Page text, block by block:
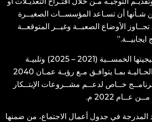
شـأنها أن تسـاعد المؤسســات الصغيــرة
الأوضاع الصعبــة وغيــر المتوقعــة
تماشـيا مـع اســتراتيجيتها الخمســية (2021 – 2025) وتلبيـة
لمتطلبـات السـوق الحـاليـة بمـا يتوافـق مـع رؤيـة عمـان 2040
خــاص لدعــم مشــروعات الإبتــكار
عــام 2022 م.
المدرجة في جدول أعمال الاجتماع، من ضمنها